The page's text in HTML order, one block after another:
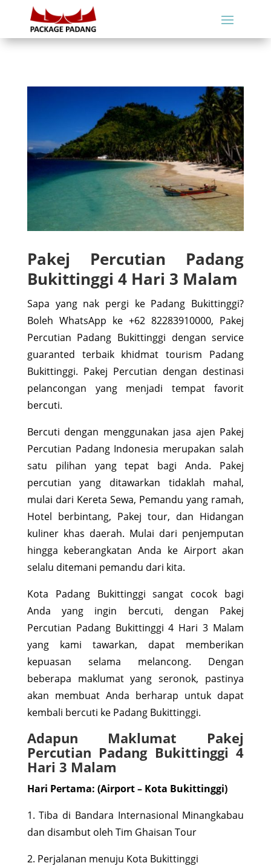
Pakej Percutian Padang
Bukittinggi 4 Hari 3 Malam
Sapa yang nak pergi ke Padang Bukittinggi?
Boleh WhatsApp ke +62 82283910000, Pakej
Percutian Padang Bukittinggi dengan service
guaranted terbaik khidmat tourism Padang
Bukittinggi. Pakej Percutian dengan destinasi
pelancongan yang menjadi tempat favorit
bercuti.
Bercuti dengan menggunakan jasa ajen Pakej
Percutian Padang Indonesia merupakan salah
satu pilihan yang tepat bagi Anda. Pakej
percutian yang ditawarkan tidaklah mahal,
mulai dari Kereta Sewa, Pemandu yang ramah,
Hotel berbintang, Pakej tour, dan Hidangan
kuliner khas daerah. Mulai dari penjemputan
hingga keberangkatan Anda ke Airport akan
selalu ditemani pemandu dari kita.
Kota Padang Bukittinggi sangat cocok bagi
Anda yang ingin bercuti, dengan Pakej
Percutian Padang Bukittinggi 4 Hari 3 Malam
yang kami tawarkan, dapat memberikan
kepuasan selama melancong. Dengan
beberapa maklumat yang seronok, pastinya
akan membuat Anda berharap untuk dapat
kembali bercuti ke Padang Bukittinggi.
Adapun Maklumat Pakej
Percutian Padang Bukittinggi 4
Hari 3 Malam
Hari Pertama: (Airport – Kota Bukittinggi)
1. Tiba di Bandara Internasional Minangkabau
dan disambut oleh Tim Ghaisan Tour
2. Perjalanan menuju Kota Bukittinggi